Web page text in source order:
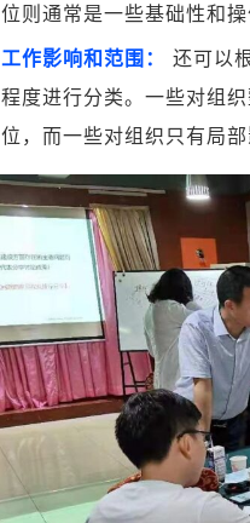
位则通常是一些基础性和操
工作影响和范围：
还可以
程度进行分类。一些对组
位，而一些对组织只有局